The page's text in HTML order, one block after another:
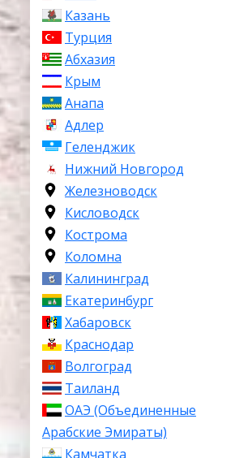
Казань
Турция
Абхазия
Крым
Анапа
Адлер
Геленджик
Нижний Новгород
Железноводск
Кисловодск
Кострома
Коломна
Калининград
Екатеринбург
Хабаровск
Краснодар
Волгоград
Таиланд
ОАЭ (Объединенные
Арабские Эмираты)
Камчатка